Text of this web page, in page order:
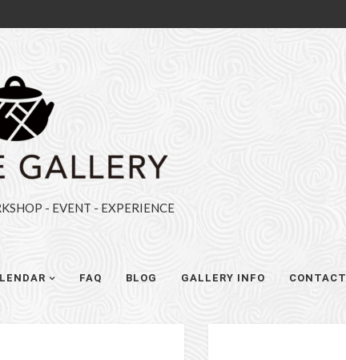
YONABE
GALLERY（ヨ
ナ
べ
ャ
リ
- EVENT - EXPERIENCE
FAQ BLOG GALLERY INFO CONTACT